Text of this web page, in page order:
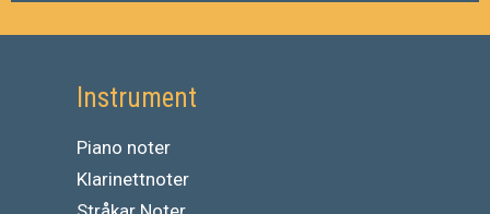
Instrument
Piano noter
Klarinettnoter